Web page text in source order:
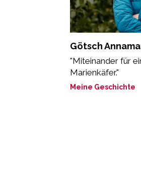
Götsch
"Miteinander für
Marienkäfer."
Meine Geschichte